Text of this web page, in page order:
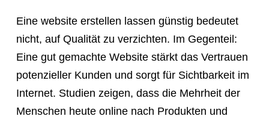
Eine website erstellen lassen günstig bedeutet
nicht, auf Qualität zu verzichten. Im Gegenteil:
Eine gut gemachte Website stärkt das Vertrauen
potenzieller Kunden und sorgt für Sichtbarkeit im
Internet. Studien zeigen, dass die Mehrheit der
Menschen heute online nach Produkten und